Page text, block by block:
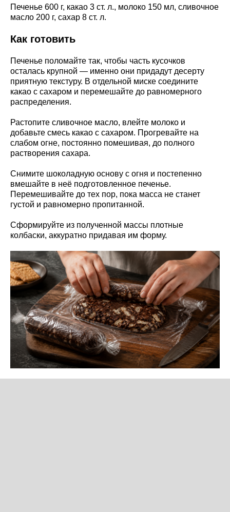
Печенье 600 г, какао 3 ст. л., молоко 150 мл, сливочное
масло 200 г, сахар 8 ст. л.
Как готовить
Печенье поломайте так, чтобы часть кусочков
осталась крупной — именно они придадут десерту
приятную текстуру. В отдельной миске соедините
какао с сахаром и перемешайте до равномерного
распределения.
Растопите сливочное масло, влейте молоко и
добавьте смесь какао с сахаром. Прогревайте на
слабом огне, постоянно помешивая, до полного
растворения сахара.
Снимите шоколадную основу с огня и постепенно
вмешайте в неё подготовленное печенье.
Перемешивайте до тех пор, пока масса не станет
густой и равномерно пропитанной.
Сформируйте из полученной массы плотные
колбаски, аккуратно придавая им форму.